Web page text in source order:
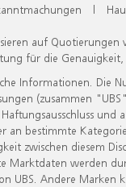
|
auf
für die
Informationen. Die
(zusammen
an bestimmte
zwischen diesem
Marktdaten werden
UBS. Andere Marken